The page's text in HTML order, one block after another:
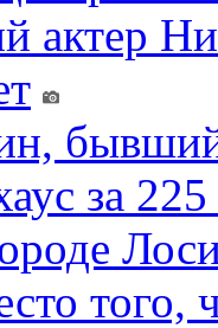
актер
за
того,